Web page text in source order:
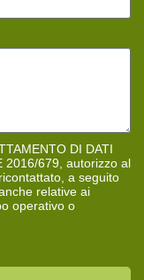
DI DATI
2016/679, autorizzo al
a seguito
relative ai
operativo o